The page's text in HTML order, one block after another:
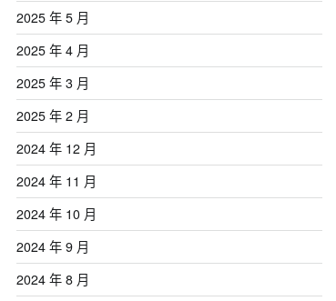
2025 年 5 月
2025 年 4 月
2025 年 3 月
2025 年 2 月
2024 年 12 月
2024 年 11 月
2024 年 10 月
2024 年 9 月
2024 年 8 月